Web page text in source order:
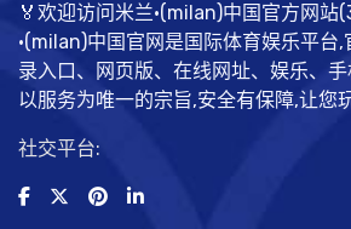
🏅欢迎访问米兰·(milan)中国官方网
·(milan)中国官网是国际体育娱乐平台
录入口、网页版、在线网址、娱乐、
以服务为唯一的宗旨,安全有保障,让您
社交平台: